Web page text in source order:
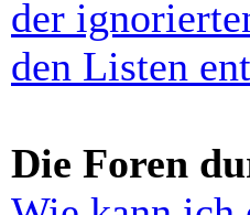
der
den Listen
Die Foren